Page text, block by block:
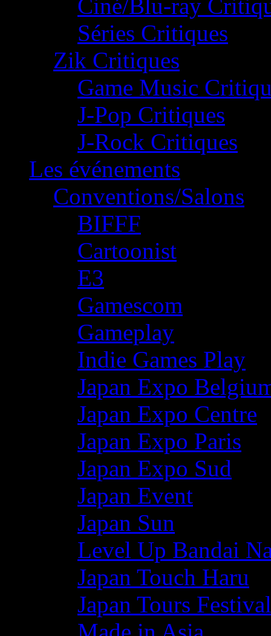
Ciné/Blu-ray
Séries Critiques
Zik Critiques
Game Music
J-Pop Critiques
J-Rock Critiques
Les événements
Conventions/Salons
BIFFF
Cartoonist
E3
Gamescom
Gameplay
Indie Games Play
Japan Expo
Japan Expo Centre
Japan Expo Paris
Japan Expo Sud
Japan Event
Japan Sun
Level Up Bandai
Japan Touch Haru
Japan Tours Festival